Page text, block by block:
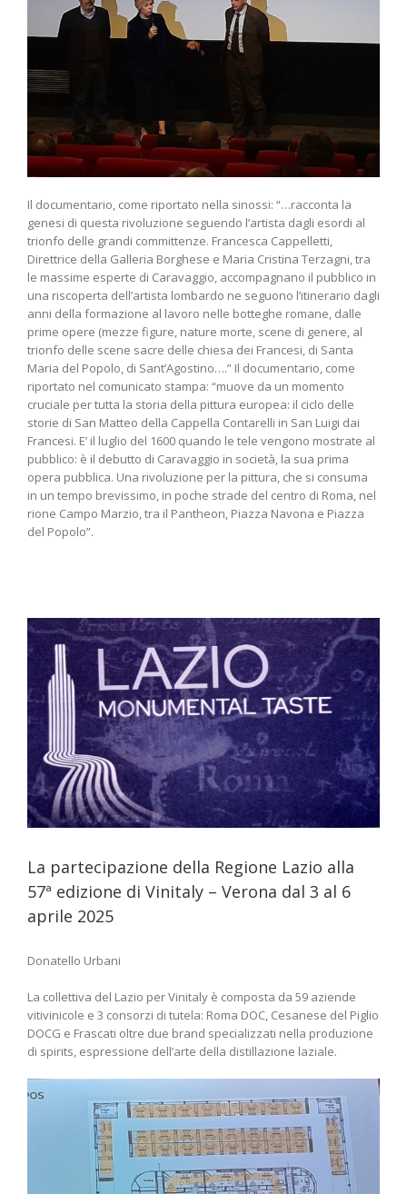
Il documentario, come riportato nella sinossi: “…racconta la
genesi di questa rivoluzione seguendo l’artista dagli esordi al
trionfo delle grandi committenze. Francesca Cappelletti,
Direttrice della Galleria Borghese e Maria Cristina Terzagni, tra
le massime esperte di Caravaggio, accompagnano il pubblico in
una riscoperta dell’artista lombardo ne seguono l’itinerario dagli
anni della formazione al lavoro nelle botteghe romane, dalle
prime opere (mezze figure, nature morte, scene di genere, al
trionfo delle scene sacre delle chiesa dei Francesi, di Santa
Maria del Popolo, di Sant’Agostino….” Il documentario, come
riportato nel comunicato stampa: “muove da un momento
cruciale per tutta la storia della pittura europea: il ciclo delle
storie di San Matteo della Cappella Contarelli in San Luigi dai
Francesi. E’ il luglio del 1600 quando le tele vengono mostrate al
pubblico: è il debutto di Caravaggio in società, la sua prima
opera pubblica. Una rivoluzione per la pittura, che si consuma
in un tempo brevissimo, in poche strade del centro di Roma, nel
rione Campo Marzio, tra il Pantheon, Piazza Navona e Piazza
del Popolo”.
La partecipazione della Regione Lazio alla
57ª edizione di Vinitaly – Verona dal 3 al 6
aprile 2025
Donatello Urbani
La collettiva del Lazio per Vinitaly è composta da 59 aziende
vitivinicole e 3 consorzi di tutela: Roma DOC, Cesanese del Piglio
DOCG e Frascati oltre due brand specializzati nella produzione
di spirits, espressione dell’arte della distillazione laziale.